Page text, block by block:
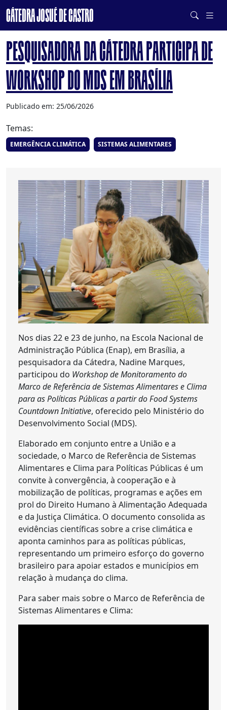
CÁTEDRA JOSUÉ DE CASTRO
DE SISTEMAS ALIMENTARES SAUDÁVEIS E SUSTENTÁVEIS
PESQUISADORA DA CÁTEDRA PARTICIPA DE
WORKSHOP DO MDS EM BRASÍLIA
Publicado em: 25/06/2026
Temas:
EMERGÊNCIA CLIMÁTICA SISTEMAS ALIMENTARES
Nos dias 22 e 23 de junho, na Escola Nacional de
Administração Pública (Enap), em Brasília, a
pesquisadora da Cátedra, Nadine Marques,
participou do Workshop de Monitoramento do
Marco de Referência de Sistemas Alimentares e Clima
para as Políticas Públicas a partir do Food Systems
Countdown Initiative, oferecido pelo Ministério do
Desenvolvimento Social (MDS).
Elaborado em conjunto entre a União e a
sociedade, o Marco de Referência de Sistemas
Alimentares e Clima para Políticas Públicas é um
convite à convergência, à cooperação e à
mobilização de políticas, programas e ações em
prol do Direito Humano à Alimentação Adequada
e da Justiça Climática. O documento consolida as
evidências científicas sobre a crise climática e
aponta caminhos para as políticas públicas,
representando um primeiro esforço do governo
brasileiro para apoiar estados e municípios em
relação à mudança do clima.
Para saber mais sobre o Marco de Referência de
Sistemas Alimentares e Clima: